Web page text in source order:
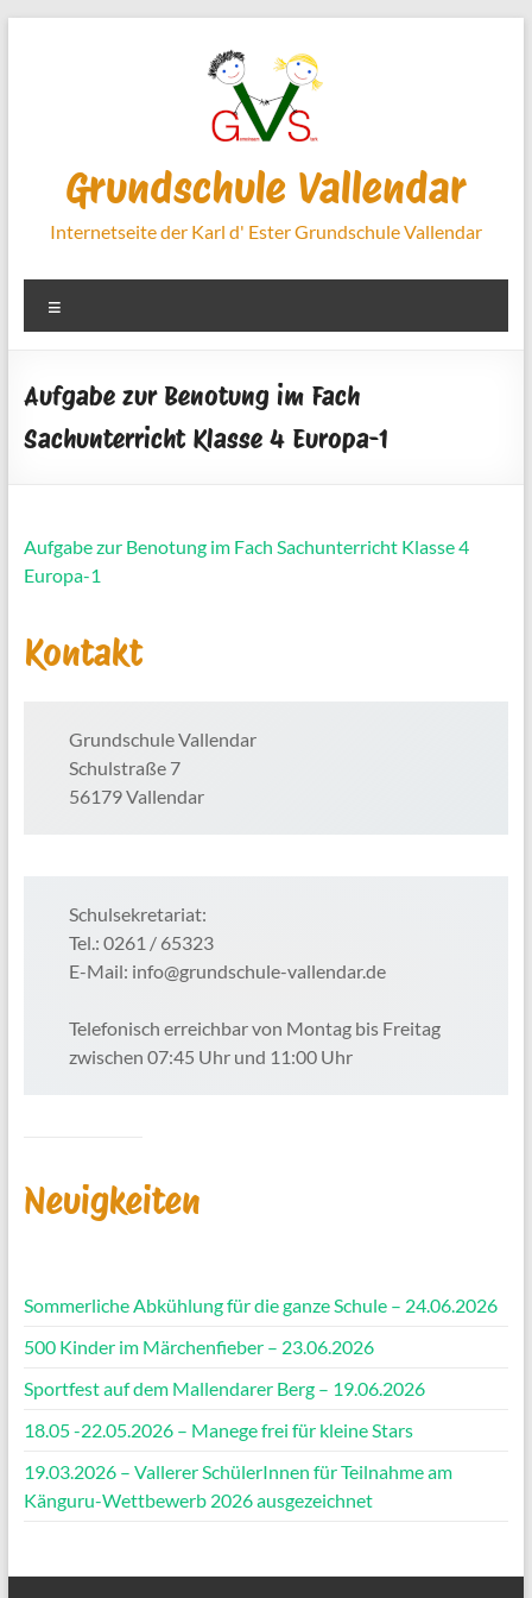
Grundschule Vallendar
Internetseite der Karl d' Ester Grundschule Vallendar
Aufgabe zur Benotung im Fach
Sachunterricht Klasse 4 Europa-1
Aufgabe zur Benotung im Fach Sachunterricht Klasse 4
Europa-1
Kontakt
Grundschule Vallendar
Schulstraße 7
56179 Vallendar
Schulsekretariat:
Tel.: 0261 / 65323
E-Mail: info@grundschule-vallendar.de
Telefonisch erreichbar von Montag bis Freitag
zwischen 07:45 Uhr und 11:00 Uhr
Neuigkeiten
Sommerliche Abkühlung für die ganze Schule – 24.06.2026
500 Kinder im Märchenfieber – 23.06.2026
Sportfest auf dem Mallendarer Berg – 19.06.2026
18.05 -22.05.2026 – Manege frei für kleine Stars
19.03.2026 – Vallerer SchülerInnen für Teilnahme am
Känguru-Wettbewerb 2026 ausgezeichnet